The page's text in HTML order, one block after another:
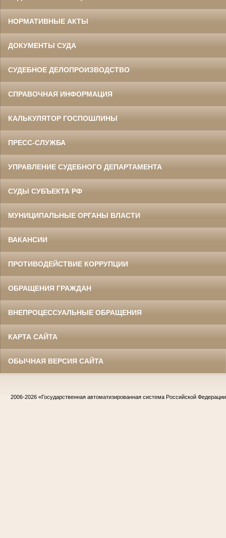
НОРМАТИВНЫЕ АКТЫ
ДОКУМЕНТЫ СУДА
СУДЕБНОЕ ДЕЛОПРОИЗВОДСТВО
СПРАВОЧНАЯ ИНФОРМАЦИЯ
КАЛЬКУЛЯТОР ГОСПОШЛИНЫ
ПРЕСС-СЛУЖБА
УПРАВЛЕНИЕ СУДЕБНОГО ДЕПАРТАМЕНТА
СУДЫ СУБЪЕКТА РФ
МУНИЦИПАЛЬНЫЕ ОРГАНЫ ВЛАСТИ
ВАКАНСИИ
ПРОТИВОДЕЙСТВИЕ КОРРУПЦИИ
ОБРАЩЕНИЯ ГРАЖДАН
ВНЕПРОЦЕССУАЛЬНЫЕ ОБРАЩЕНИЯ
КАРТА САЙТА
ОБЫЧНАЯ ВЕРСИЯ САЙТА
2006-2026 «Государственная автоматизированная система Российской